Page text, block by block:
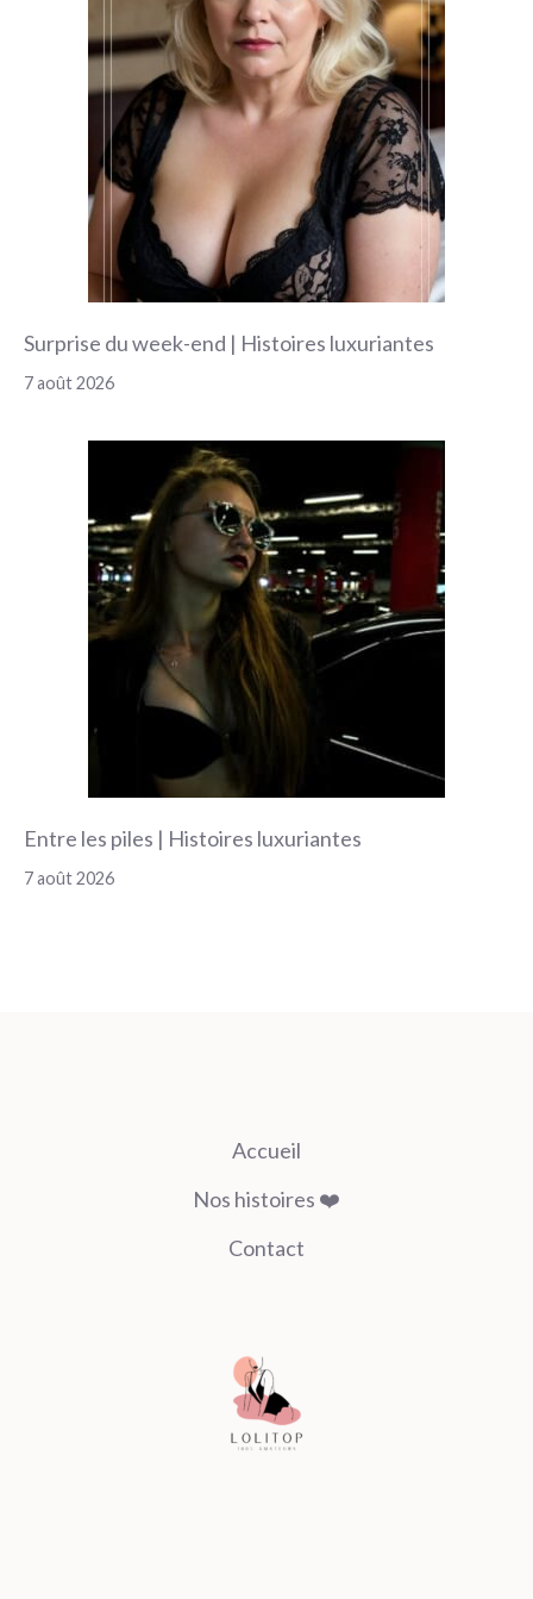
Surprise du week-end | Histoires luxuriantes
7 août 2026
Entre les piles | Histoires luxuriantes
7 août 2026
Accueil
Nos histoires ❤️
Contact